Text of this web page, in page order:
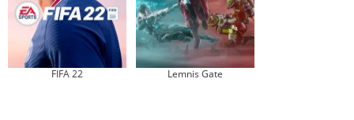
FIFA 22 Lemnis Gate